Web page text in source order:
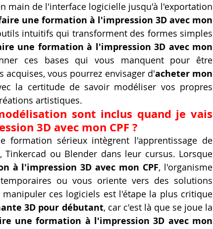
main de l'interface logicielle jusqu'à l'exportation
une formation à l'impression 3D avec mon
intuitifs qui transforment des formes simples
une formation à l'impression 3D avec mon
ces bases qui vous manquent pour être
vous pourrez envisager d'acheter mon
la certitude de savoir modéliser vos propres
artistiques.
sont inclus quand je vais
3D avec mon CPF ?
formation sérieux intègrent l'apprentissage de
Tinkercad ou Blender dans leur cursus. Lorsque
à l'impression 3D avec mon CPF, l'organisme
ou vous oriente vers des solutions
ces logiciels est l'étape la plus critique
3D pour débutant, car c'est là que se joue la
une formation à l'impression 3D avec mon